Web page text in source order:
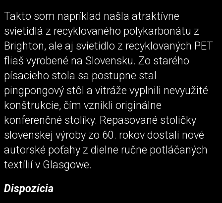
Takto som napríklad našla atraktívne
svietidlá z recyklovaného polykarbonátu z
Brighton, ale aj svietidlo z recyklovaných PET
fliaš vyrobené na Slovensku. Zo starého
písacieho stola sa postupne stal
pingpongový stôl a vitráže vyplnili nevyužité
konštrukcie, čím vznikli originálne
konferenčné stolíky. Repasované stoličky
slovenskej výroby zo 60. rokov dostali nové
autorské poťahy z dielne ručne potláčaných
textílií v Glasgowe.
Dispozícia